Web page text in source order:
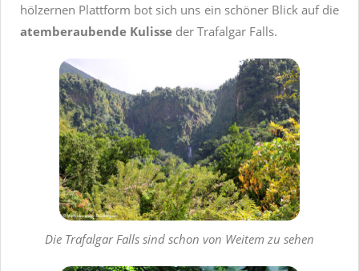
hölzernen Plattform bot sich uns ein schöner Blick auf die
atemberaubende Kulisse der Trafalgar Falls.
Die Trafalgar Falls sind schon von Weitem zu sehen